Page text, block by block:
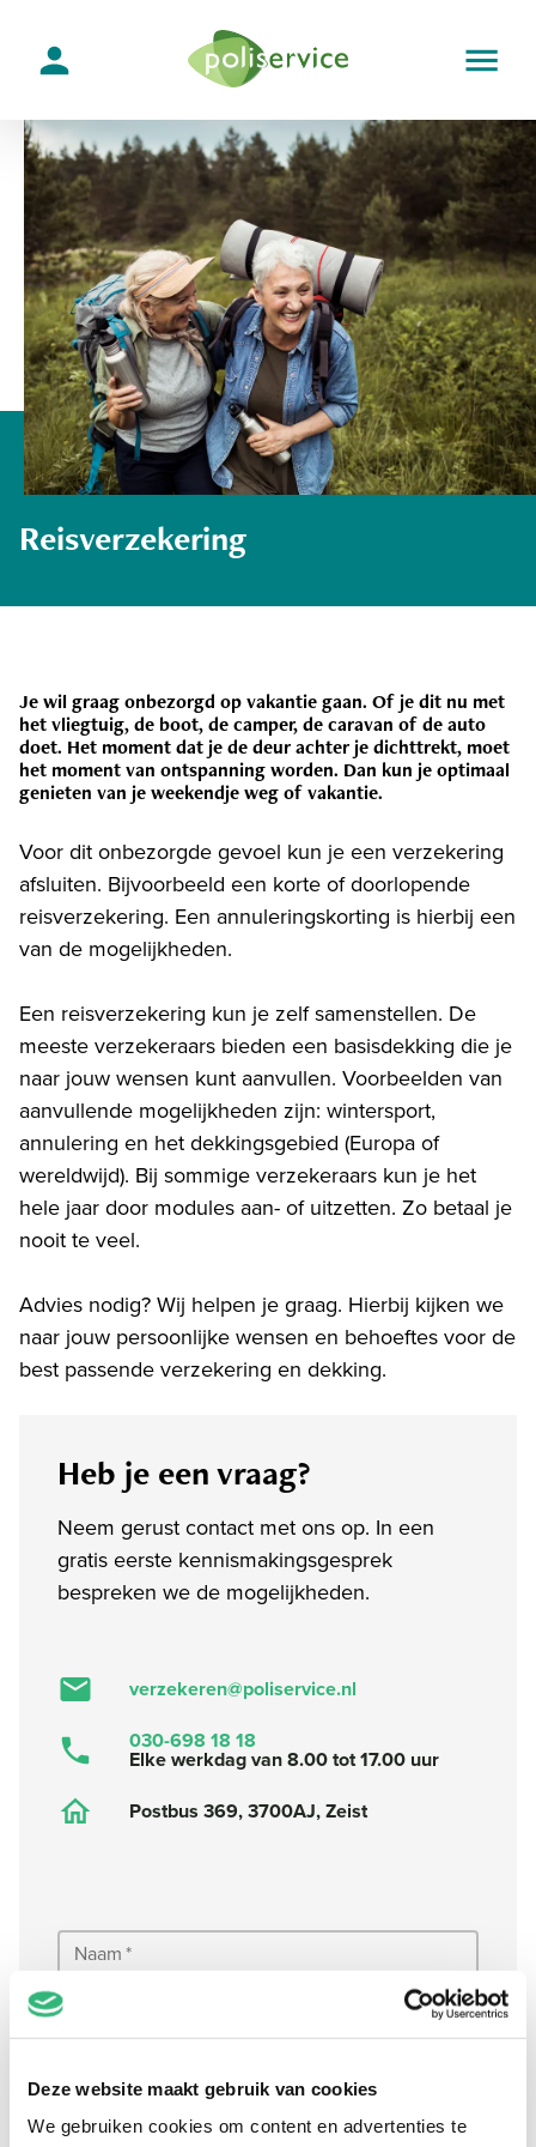
Deze website maakt gebruik van cookies
We gebruiken cookies om content en advertenties te
Reisverzekering
Je wil graag onbezorgd op vakantie gaan. Of je dit nu met
het vliegtuig, de boot, de camper, de caravan of de auto
doet. Het moment dat je de deur achter je dichttrekt, moet
het moment van ontspanning worden. Dan kun je optimaal
genieten van je weekendje weg of vakantie.
Voor dit onbezorgde gevoel kun je een verzekering
afsluiten. Bijvoorbeeld een korte of doorlopende
reisverzekering. Een annuleringskorting is hierbij een
van de mogelijkheden.
Een reisverzekering kun je zelf samenstellen. De
meeste verzekeraars bieden een basisdekking die je
naar jouw wensen kunt aanvullen. Voorbeelden van
aanvullende mogelijkheden zijn: wintersport,
annulering en het dekkingsgebied (Europa of
wereldwijd). Bij sommige verzekeraars kun je het
hele jaar door modules aan- of uitzetten. Zo betaal je
nooit te veel.
Advies nodig? Wij helpen je graag. Hierbij kijken we
naar jouw persoonlijke wensen en behoeftes voor de
best passende verzekering en dekking.
Heb je een vraag?
Neem gerust contact met ons op. In een
gratis eerste kennismakingsgesprek
bespreken we de mogelijkheden.
verzekeren@poliservice.nl
030-698 18 18
Elke werkdag van 8.00 tot 17.00 uur
Postbus 369, 3700AJ, Zeist
Naam *